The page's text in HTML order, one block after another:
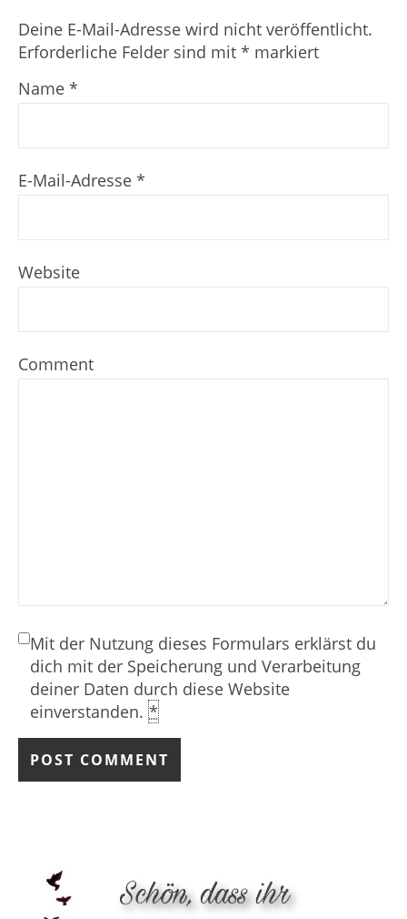
Deine E-Mail-Adresse wird nicht veröffentlicht.
Erforderliche Felder sind mit * markiert
Name *
E-Mail-Adresse *
Website
Comment
Mit der Nutzung dieses Formulars erklärst du
dich mit der Speicherung und Verarbeitung
deiner Daten durch diese Website
einverstanden. *